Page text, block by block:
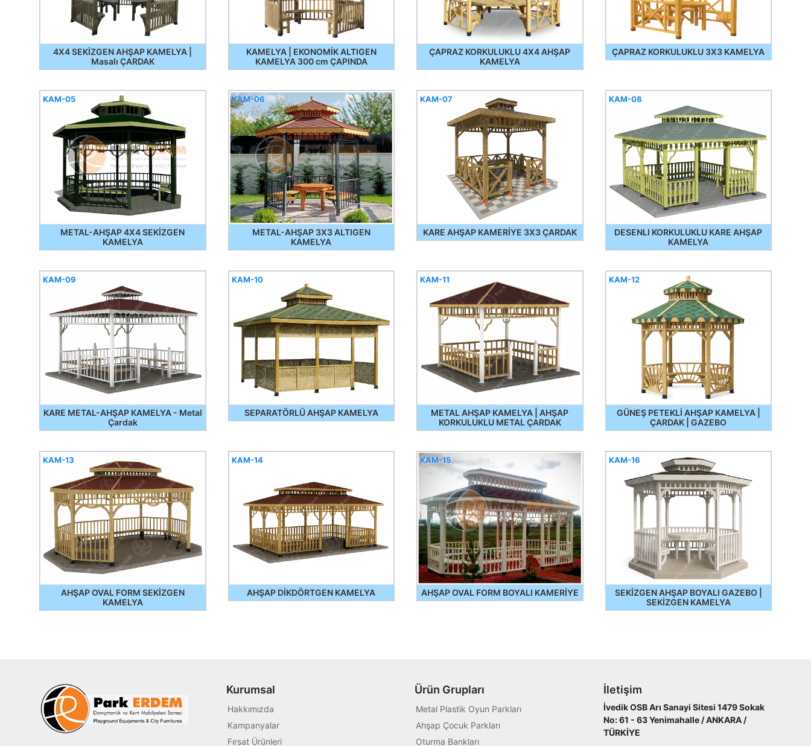
4X4 SEKİZGEN AHŞAP KAMELYA |
Masalı ÇARDAK
KAMELYA | EKONOMİK ALTIGEN
KAMELYA 300 cm ÇAPINDA
ÇAPRAZ KORKULUKLU 4X4 AHŞAP
KAMELYA
ÇAPRAZ KORKULUKLU 3X3 KAMELYA
METAL-AHŞAP 4X4 SEKİZGEN
KAMELYA
KAM-05
METAL-AHŞAP 3X3 ALTIGEN
KAMELYA
KAM-06
KARE AHŞAP KAMERİYE 3X3 ÇARDAK
KAM-07
DESENLI KORKULUKLU KARE AHŞAP
KAMELYA
KAM-08
KARE METAL-AHŞAP KAMELYA - Metal
Çardak
KAM-09
SEPARATÖRLÜ AHŞAP KAMELYA
KAM-10
METAL AHŞAP KAMELYA | AHŞAP
KORKULUKLU METAL ÇARDAK
KAM-11
GÜNEŞ PETEKLİ AHŞAP KAMELYA |
ÇARDAK | GAZEBO
KAM-12
AHŞAP OVAL FORM SEKİZGEN
KAMELYA
KAM-13
AHŞAP DİKDÖRTGEN KAMELYA
KAM-14
AHŞAP OVAL FORM BOYALI KAMERİYE
KAM-15
SEKİZGEN AHŞAP BOYALI GAZEBO |
SEKİZGEN KAMELYA
KAM-16
Kurumsal
Hakkımızda
Kampanyalar
Fırsat Ürünleri
Ürün Grupları
Metal Plastik Oyun Parkları
Ahşap Çocuk Parkları
Oturma Bankları
İletişim
İvedik OSB Arı Sanayi Sitesi 1479 Sokak
No: 61 - 63 Yenimahalle / ANKARA /
TÜRKİYE